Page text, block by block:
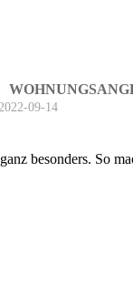
2022-09-14
besonders. So